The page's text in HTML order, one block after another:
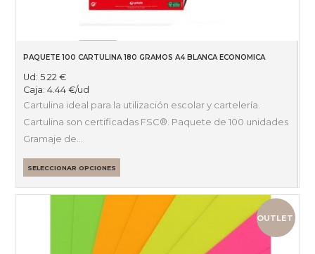
PAQUETE 100 CARTULINA 180 GRAMOS A4 BLANCA ECONOMICA
Ud:5.22€
Caja:4.44€/ud
Cartulina ideal para la utilización escolar y cartelería.
Cartulina son certificadas FSC®. Paquete de 100 unidades
Gramaje de…
SELECCIONAR OPCIONES
OUTLET